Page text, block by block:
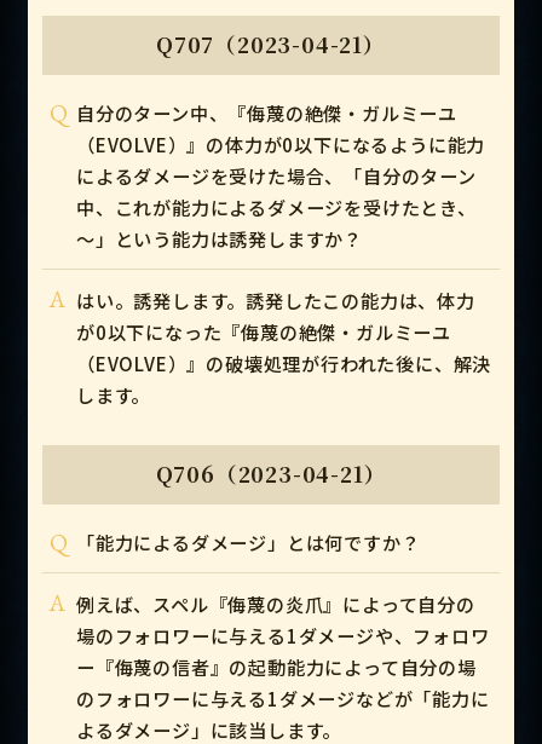
Q707（2023-04-21）
Q 自分のターン中、『侮蔑の絶傑・ガルミーユ
（EVOLVE）』の体力が0以下になるように能力
によるダメージを受けた場合、「自分のターン
中、これが能力によるダメージを受けたとき、
～」という能力は誘発しますか？
A はい。誘発します。誘発したこの能力は、体力
が0以下になった『侮蔑の絶傑・ガルミーユ
（EVOLVE）』の破壊処理が行われた後に、解決
します。
Q706（2023-04-21）
Q 「能力によるダメージ」とは何ですか？
A 例えば、スペル『侮蔑の炎爪』によって自分の
場のフォロワーに与える1ダメージや、フォロワ
ー『侮蔑の信者』の起動能力によって自分の場
のフォロワーに与える1ダメージなどが「能力に
よるダメージ」に該当します。